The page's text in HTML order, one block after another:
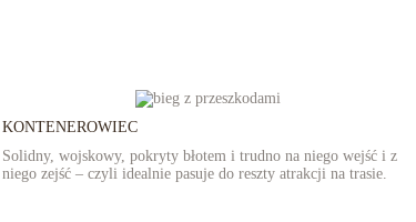
KONTENEROWIEC
Solidny, wojskowy, pokryty błotem i trudno na niego wejść i z
niego zejść – czyli idealnie pasuje do reszty atrakcji na trasie.